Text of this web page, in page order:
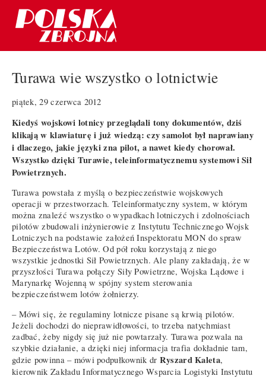
Turawa wie wszystko o lotnictwie
piątek, 29 czerwca 2012
Kiedyś wojskowi lotnicy przeglądali tony dokumentów, dziś
klikają w klawiaturę i już wiedzą: czy samolot był naprawiany
i dlaczego, jakie języki zna pilot, a nawet kiedy chorował.
Wszystko dzięki Turawie, teleinformatycznemu systemowi Sił
Powietrznych.
Turawa powstała z myślą o bezpieczeństwie wojskowych
operacji w przestworzach. Teleinformatyczny system, w którym
można znaleźć wszystko o wypadkach lotniczych i zdolnościach
pilotów zbudowali inżynierowie z Instytutu Technicznego Wojsk
Lotniczych na podstawie założeń Inspektoratu MON do spraw
Bezpieczeństwa Lotów. Od pół roku korzystają z niego
wszystkie jednostki Sił Powietrznych. Ale plany zakładają, że w
przyszłości Turawa połączy Siły Powietrzne, Wojska Lądowe i
Marynarkę Wojenną w spójny system sterowania
bezpieczeństwem lotów żołnierzy.
– Mówi się, że regulaminy lotnicze pisane są krwią pilotów.
Jeżeli dochodzi do nieprawidłowości, to trzeba natychmiast
zadbać, żeby nigdy się już nie powtarzały. Turawa pozwala na
szybkie działanie, a dzięki niej informacja trafia dokładnie tam,
gdzie powinna – mówi podpułkownik dr Ryszard Kaleta,
kierownik Zakładu Informatycznego Wsparcia Logistyki Instytutu